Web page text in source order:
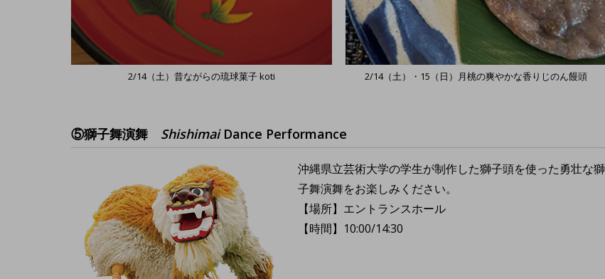
2/14（土）昔ながらの琉球菓子 koti 2/14（土）・15（日）月桃の爽やかな香りじのん饅頭
⑤獅子舞演舞 ShishimaiDance Performance
沖縄県立芸術大学の学生が制作した獅子頭を使った勇壮な獅
子舞演舞をお楽しみください。
【場所】エントランスホール
【時間】10:00/14:30